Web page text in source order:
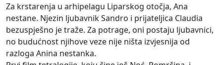
Za krstarenja u arhipelagu Liparskog otočja, Ana
nestane. Njezin ljubavnik Sandro i prijateljica Claudia
bezuspješno je traže. Za potrage, oni postaju ljubavnici,
no budućnost njihove veze nije ništa izvjesnija od
razloga Anina nestanka.